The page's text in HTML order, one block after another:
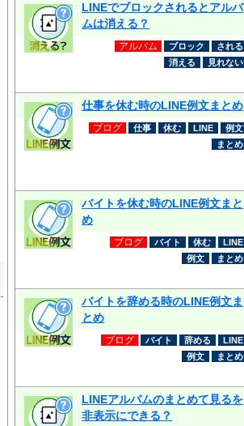
LINEでブロックされるとアルバ
ムは消える？
アルバム ブロック
される
消える
見れない
仕事を休む時のLINE例文まとめ
ブログ 仕事 休む LINE
例文
まとめ
バイトを休む時のLINE例文まと
め
ブログ バイト 休む
LINE
例文
まとめ
バイトを辞める時のLINE例文ま
とめ
ブログ バイト 辞める
LINE
例文
まとめ
LINEアルバムのまとめて見るを
非表示にできる？